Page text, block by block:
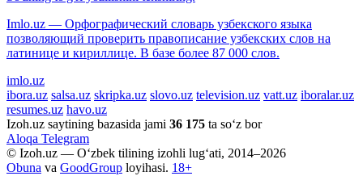
Imlo.uz — Орфографический словарь узбекского языка
позволяющий проверить правописание узбекских слов на
латинице и кириллице. В базе более 87 000 слов.
imlo.uz
ibora.uz salsa.uz skripka.uz slovo.uz television.uz vatt.uz iboralar.uz
resumes.uz havo.uz
Izoh.uz saytining bazasida jami 36 175 ta so‘z bor
Aloqa Telegram
© Izoh.uz — O‘zbek tilining izohli lug‘ati, 2014–2026
Obuna va GoodGroup loyihasi. 18+